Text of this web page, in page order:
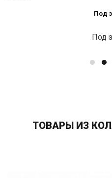
Под
Под
ТОВАРЫ ИЗ